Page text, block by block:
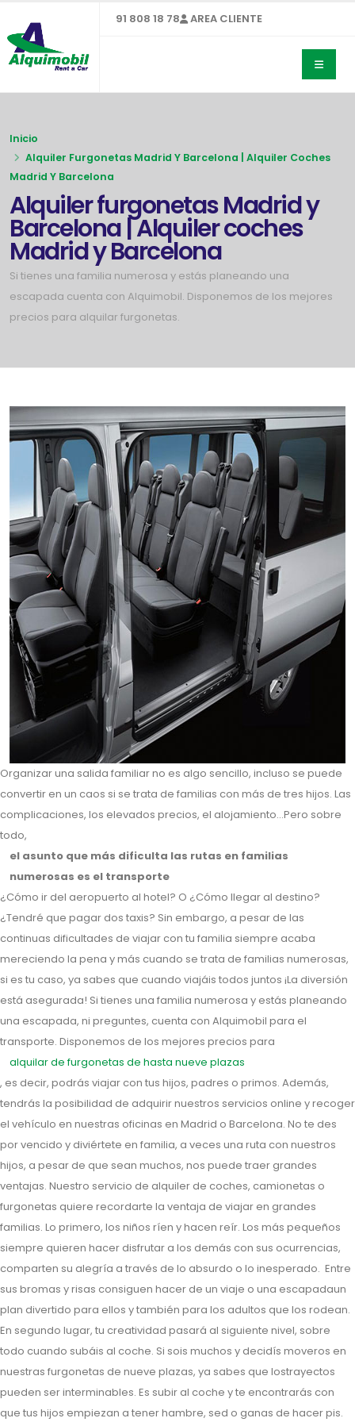
91 808 18 78 AREA CLIENTE
Inicio
Alquiler Furgonetas Madrid Y Barcelona | Alquiler Coches
Madrid Y Barcelona
Alquiler furgonetas Madrid y
Barcelona | Alquiler coches
Madrid y Barcelona
Si tienes una familia numerosa y estás planeando una
escapada cuenta con Alquimobil. Disponemos de los mejores
precios para alquilar furgonetas.
Organizar una salida familiar no es algo sencillo, incluso se puede
convertir en un caos si se trata de familias con más de tres hijos. Las
complicaciones, los elevados precios, el alojamiento…Pero sobre
todo,
el asunto que más dificulta las rutas en familias
numerosas es el transporte
¿Cómo ir del aeropuerto al hotel? O ¿Cómo llegar al destino?
¿Tendré que pagar dos taxis? Sin embargo, a pesar de las
continuas dificultades de viajar con tu familia siempre acaba
mereciendo la pena y más cuando se trata de familias numerosas,
si es tu caso, ya sabes que cuando viajáis todos juntos ¡La diversión
está asegurada! Si tienes una familia numerosa y estás planeando
una escapada, ni preguntes, cuenta con Alquimobil para el
transporte. Disponemos de los mejores precios para
alquilar de furgonetas de hasta nueve plazas
, es decir, podrás viajar con tus hijos, padres o primos. Además,
tendrás la posibilidad de adquirir nuestros servicios online y recoger
el vehículo en nuestras oficinas en Madrid o Barcelona. No te des
por vencido y diviértete en familia, a veces una ruta con nuestros
hijos, a pesar de que sean muchos, nos puede traer grandes
ventajas. Nuestro servicio de alquiler de coches, camionetas o
furgonetas quiere recordarte la ventaja de viajar en grandes
familias. Lo primero, los niños ríen y hacen reír. Los más pequeños
siempre quieren hacer disfrutar a los demás con sus ocurrencias,
comparten su alegría a través de lo absurdo o lo inesperado. Entre
sus bromas y risas consiguen hacer de un viaje o una escapadaun
plan divertido para ellos y también para los adultos que los rodean.
En segundo lugar, tu creatividad pasará al siguiente nivel, sobre
todo cuando subáis al coche. Si sois muchos y decidís moveros en
nuestras furgonetas de nueve plazas, ya sabes que lostrayectos
pueden ser interminables. Es subir al coche y te encontrarás con
que tus hijos empiezan a tener hambre, sed o ganas de hacer pis.